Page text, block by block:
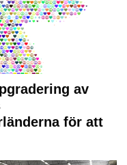
av
för att